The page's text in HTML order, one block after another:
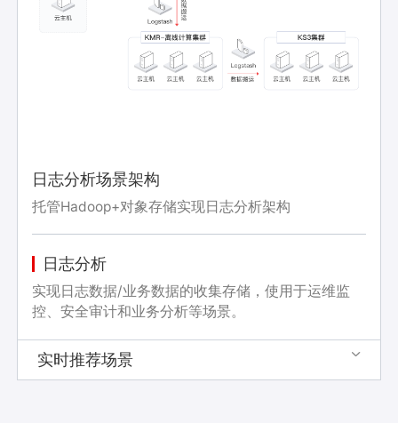
日志分析场景架构
托管Hadoop+对象存储实现日志分析架构
日志分析
实现日志数据/业务数据的收集存储，使用于运维监
控、安全审计和业务分析等场景。
实时推荐场景 